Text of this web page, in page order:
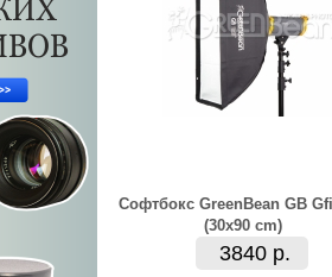
Софтбокс GreenBean GB
(30x90 cm)
3840 р.